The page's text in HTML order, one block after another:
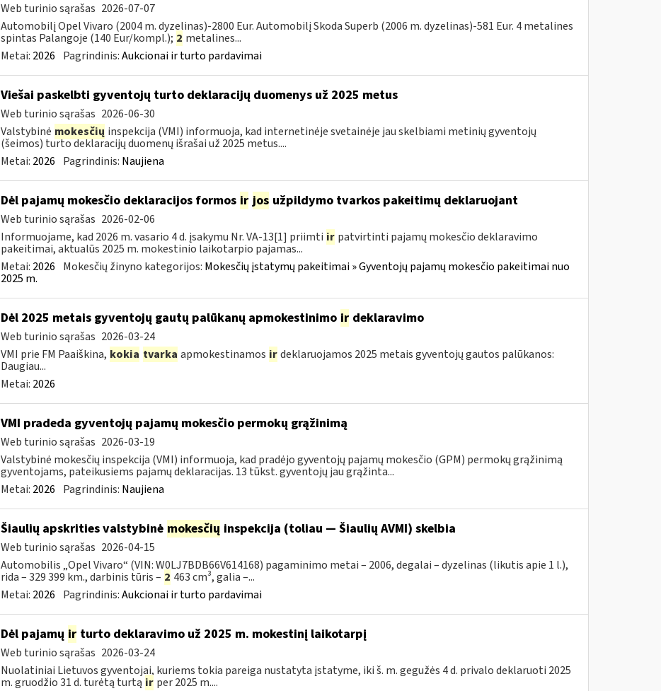
Web turinio sąrašas 2026-07-07
Automobilį Opel Vivaro (2004 m. dyzelinas)-2800 Eur. Automobilį Skoda Superb (2006 m. dyzelinas)-581 Eur. 4 metalines
spintas Palangoje (140 Eur/kompl.); 2 metalines...
Metai: 2026 Pagrindinis:Aukcionai ir turto pardavimai
Viešai paskelbti gyventojų turto deklaracijų duomenys už 2025 metus
Web turinio sąrašas 2026-06-30
Valstybinė mokesčių inspekcija (VMI) informuoja, kad internetinėje svetainėje jau skelbiami metinių gyventojų
(šeimos) turto deklaracijų duomenų išrašai už 2025 metus....
Metai: 2026 Pagrindinis: Naujiena
Dėl pajamų mokesčio deklaracijos formos ir jos užpildymo tvarkos pakeitimų deklaruojant
Web turinio sąrašas 2026-02-06
Informuojame, kad 2026 m. vasario 4 d. įsakymu Nr. VA-13[1] priimti ir patvirtinti pajamų mokesčio deklaravimo
pakeitimai, aktualūs 2025 m. mokestinio laikotarpio pajamas...
Metai: 2026 Mokesčių žinyno kategorijos: Mokesčių įstatymų pakeitimai » Gyventojų pajamų mokesčio pakeitimai nuo
2025 m.
Dėl 2025 metais gyventojų gautų palūkanų apmokestinimo irdeklaravimo
Web turinio sąrašas 2026-03-24
VMI prie FM Paaiškina, kokia tvarka apmokestinamos ir deklaruojamos 2025 metais gyventojų gautos palūkanos:
Daugiau...
Metai: 2026
VMI pradeda gyventojų pajamų mokesčio permokų grąžinimą
Web turinio sąrašas 2026-03-19
Valstybinė mokesčių inspekcija (VMI) informuoja, kad pradėjo gyventojų pajamų mokesčio (GPM) permokų grąžinimą
gyventojams, pateikusiems pajamų deklaracijas. 13 tūkst. gyventojų jau grąžinta...
Metai: 2026 Pagrindinis: Naujiena
Šiaulių apskrities valstybinė mokesčių inspekcija (toliau — Šiaulių AVMI) skelbia
Web turinio sąrašas 2026-04-15
Automobilis „Opel Vivaro“ (VIN: W0LJ7BDB66V614168) pagaminimo metai – 2006, degalai – dyzelinas (likutis apie 1 l.),
rida – 329 399 km., darbinis tūris – 2 463 cm³, galia –...
Metai: 2026 Pagrindinis:Aukcionai ir turto pardavimai
Dėl pajamų irturto deklaravimo už 2025 m. mokestinį laikotarpį
Web turinio sąrašas 2026-03-24
Nuolatiniai Lietuvos gyventojai, kuriems tokia pareiga nustatyta įstatyme, iki š. m. gegužės 4 d. privalo deklaruoti 2025
m. gruodžio 31 d. turėtą turtą ir per 2025 m....